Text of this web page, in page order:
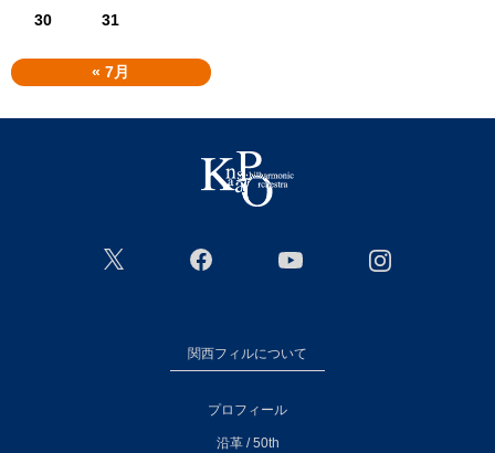
« 7月
30
31
関西フィルについて
プロフィール
沿革 / 50th